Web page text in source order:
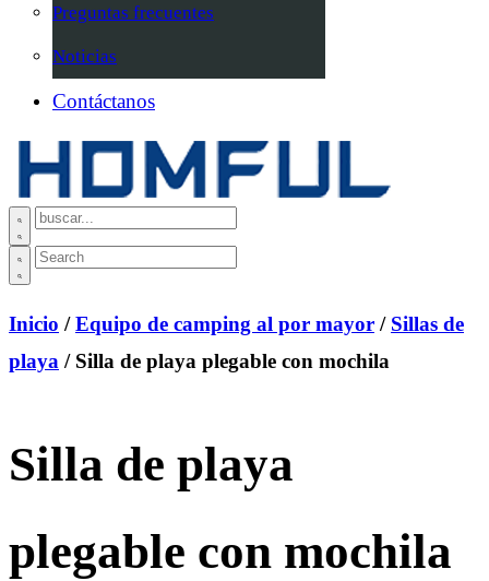
Preguntas frecuentes
Noticias
Contáctanos
Inicio /Equipo de camping al por mayor / Sillas de
playa / Silla de playa plegable con mochila
Silla de playa
plegable con mochila